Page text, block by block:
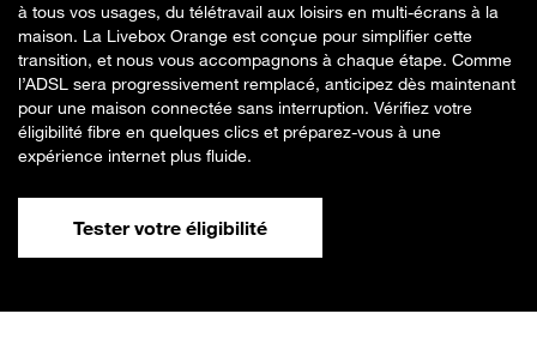
à tous vos usages, du télétravail aux loisirs en multi-écrans à la
maison. La Livebox Orange est conçue pour simplifier cette
transition, et nous vous accompagnons à chaque étape. Comme
l’ADSL sera progressivement remplacé, anticipez dès maintenant
pour une maison connectée sans interruption. Vérifiez votre
éligibilité fibre en quelques clics et préparez-vous à une
expérience internet plus fluide.
Tester votre éligibilité